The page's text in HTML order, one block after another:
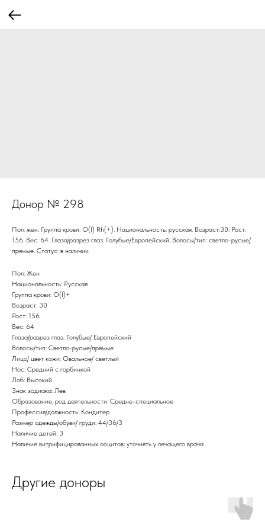
Донор № 298
Пол: жен. Группа крови: О(I) Rh(+). Национальность: русская. Возраст:30. Рост:
156. Вес: 64. Глаза/разрез глаз: Голубые/Европейский. Волосы/тип: светло-русые/
прямые. Статус: в наличии
Пол: Жен
Национальность: Русская
Группа крови: O(I)+
Возраст: 30
Рост: 156
Вес: 64
Глаза/разрез глаз: Голубые/ Европейский
Волосы/тип: Светло-русые/прямые
Лицо/ цвет кожи: Овальное/ светлый
Нос: Средний с горбинкой
Лоб: Высокий
Знак зодиака: Лев
Образование, род деятельности: Средне-специальное
Профессия/должность: Кондитер
Размер одежды/обуви/ груди: 44/36/3
Наличие детей: 3
Наличие витрифицированных ооцитов: уточнять у лечащего врача
Другие доноры